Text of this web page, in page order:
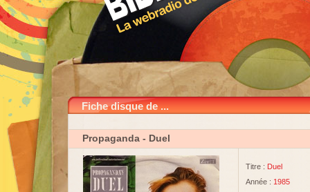
Fiche disque de ...
Propaganda - Duel
Titre : Duel
Année : 1985